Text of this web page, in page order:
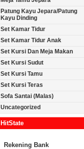
Patung Kayu Jepara/Patung
Kayu Dinding
Set Kamar Tidur
Set Kamar Tidur Anak
Set Kursi Dan Meja Makan
Set Kursi Sudut
Set Kursi Tamu
Set Kursi Teras
Sofa Santai (Malas)
Uncategorized
HitState
Rekening Bank